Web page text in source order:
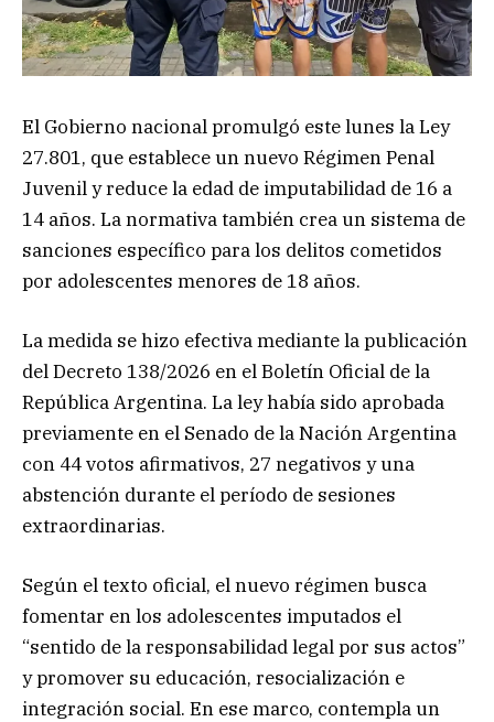
El Gobierno nacional promulgó este lunes la Ley
27.801, que establece un nuevo Régimen Penal
Juvenil y reduce la edad de imputabilidad de 16 a
14 años. La normativa también crea un sistema de
sanciones específico para los delitos cometidos
por adolescentes menores de 18 años.
La medida se hizo efectiva mediante la publicación
del Decreto 138/2026 en el Boletín Oficial de la
República Argentina. La ley había sido aprobada
previamente en el Senado de la Nación Argentina
con 44 votos afirmativos, 27 negativos y una
abstención durante el período de sesiones
extraordinarias.
Según el texto oficial, el nuevo régimen busca
fomentar en los adolescentes imputados el
“sentido de la responsabilidad legal por sus actos”
y promover su educación, resocialización e
integración social. En ese marco, contempla un